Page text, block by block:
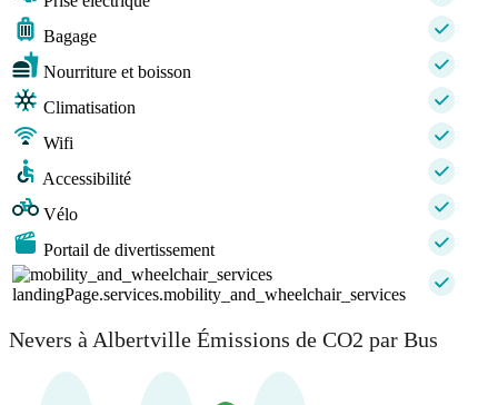
Bagage
Nourriture et boisson
Climatisation
Wifi
Accessibilité
Vélo
Portail de divertissement
landingPage.services.mobility_and_wheelchair_services
Nevers à Albertville Émissions de CO2 par Bus